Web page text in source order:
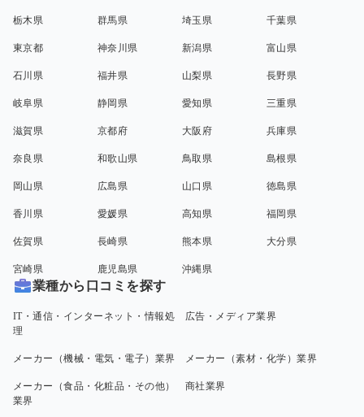
栃木県 群馬県 埼玉県 千葉県
東京都 神奈川県 新潟県 富山県
石川県 福井県 山梨県 長野県
岐阜県 静岡県 愛知県 三重県
滋賀県 京都府 大阪府 兵庫県
奈良県 和歌山県 鳥取県 島根県
岡山県 広島県 山口県 徳島県
香川県 愛媛県 高知県 福岡県
佐賀県 長崎県 熊本県 大分県
宮崎県 鹿児島県 沖縄県
業種から口コミを探す
IT・通信・インターネット・情報処
理
広告・メディア業界
メーカー（機械・電気・電子）業界 メーカー（素材・化学）業界
メーカー（食品・化粧品・その他）
業界
商社業界